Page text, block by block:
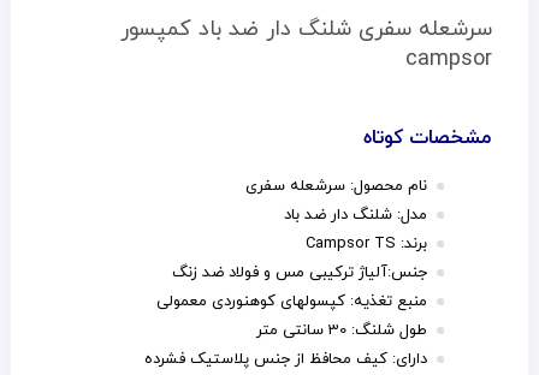
سرشعله سفری شلنگ دار ضد باد کمپسور
campsor
مشخصات کوتاه
نام محصول: سرشعله سفری
مدل: شلنگ دار ضد باد
برند: Campsor TS
جنس:آلیاژ ترکیبی مس و فولاد ضد زنگ
منبع تغذیه: کپسولهای کوهنوردی معمولی
طول شلنگ: 30 سانتی متر
دارای: کیف محافظ از جنس پلاستیک فشرده